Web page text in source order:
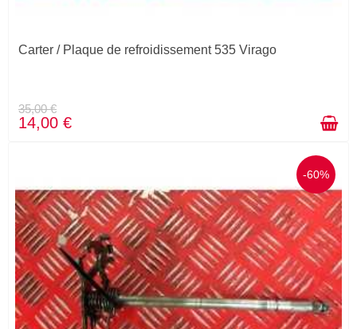
Carter / Plaque de refroidissement 535 Virago
35,00 €
14,00 €
-60%